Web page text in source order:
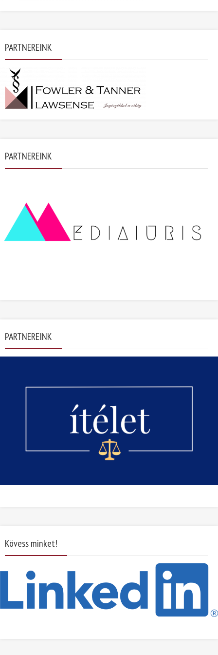
PARTNEREINK
PARTNEREINK
PARTNEREINK
Kövess minket!